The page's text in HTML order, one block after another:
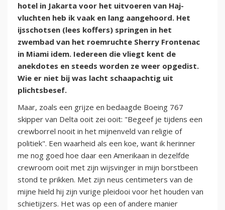
hotel in Jakarta voor het uitvoeren van Haj-
vluchten heb ik vaak en lang aangehoord. Het
ijsschotsen (lees koffers) springen in het
zwembad van het roemruchte Sherry Frontenac
in Miami idem. Iedereen die vliegt kent de
anekdotes en steeds worden ze weer opgedist.
Wie er niet bij was lacht schaapachtig uit
plichtsbesef.
Maar, zoals een grijze en bedaagde Boeing 767
skipper van Delta ooit zei ooit: "Begeef je tijdens een
crewborrel nooit in het mijnenveld van religie of
politiek". Een waarheid als een koe, want ik herinner
me nog goed hoe daar een Amerikaan in dezelfde
crewroom ooit met zijn wijsvinger in mijn borstbeen
stond te prikken. Met zijn neus centimeters van de
mijne hield hij zijn vurige pleidooi voor het houden van
schietijzers. Het was op een of andere manier